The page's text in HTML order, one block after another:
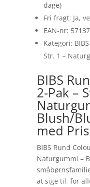
dage)
Fri fragt: Ja,
EAN-nr:
Kategori:
Str. 1 –
BIBS
2-Pak –
Blush/
med
BIBS Rund
Naturgummi –
at sige til, for